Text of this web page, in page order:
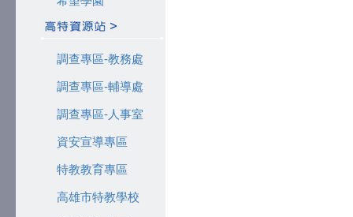
調查專區-教務處
調查專區-輔導處
調查專區-人事室
資安宣導專區
特教教育專區
高雄市特教學校